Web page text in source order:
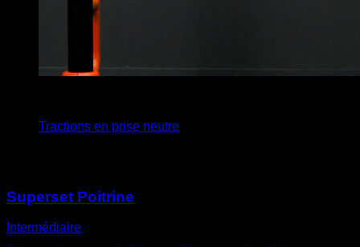
Tractions en prise neutre
Superset Poitrine
Intermédiaire